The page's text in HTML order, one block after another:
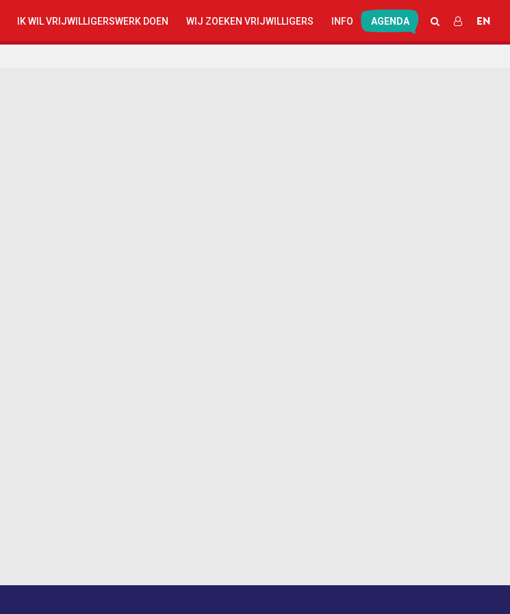
ZOEKENINLOGGEN
EN
IK WIL VRIJWILLIGERSWERK DOEN WIJ ZOEKEN VRIJWILLIGERS INFO AGENDA